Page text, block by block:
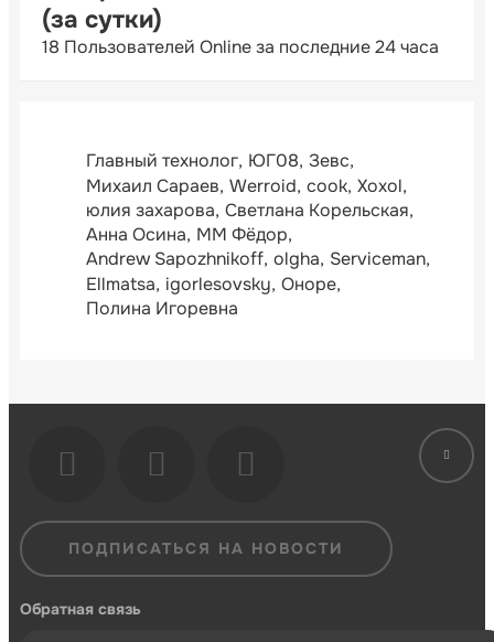
(за сутки)
18 Пользователей Online за последние 24 часа
Главный технолог ЮГ08 Зевс
Михаил Сараев Werroid cook Xoxol
юлия захарова Светлана Корельская
Анна Осина ММ Фёдор
Andrew Sapozhnikoff olgha Serviceman
Ellmatsa igorlesovsky Оноре
Полина Игоревна
ПОДПИСАТЬСЯ НА НОВОСТИ
Обратная связь